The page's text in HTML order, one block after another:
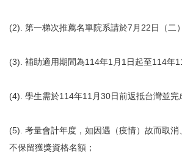
(2). 第一梯次推薦名單院系請於7月22日（二
(3). 補助適用期間為114年1月1日起至114年
(4). 學生需於114年11月30日前返抵台灣並完
(5). 考量會計年度，如因遇（疫情）故而取消
不保留獲獎資格名額；